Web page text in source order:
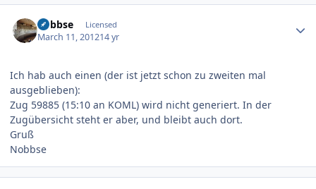
nobbse Licensed
March 11, 201214 yr
Ich hab auch einen (der ist jetzt schon zu zweiten mal
ausgeblieben):
Zug 59885 (15:10 an KOML) wird nicht generiert. In der
Zugübersicht steht er aber, und bleibt auch dort.
Gruß
Nobbse